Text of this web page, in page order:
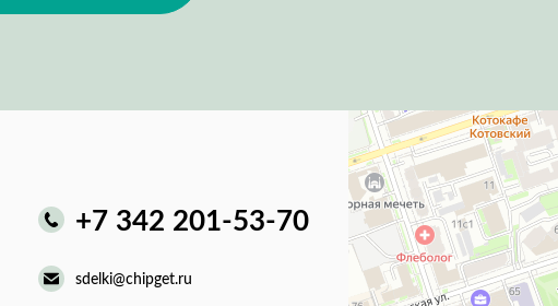
+7 342 201-53-70
sdelki@chipget.ru